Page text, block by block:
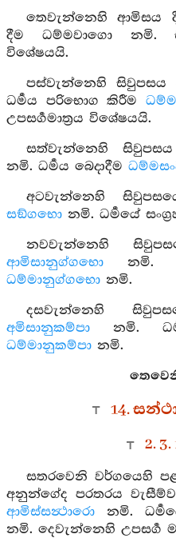
තෙවැන්නෙහි ආමිසය
දීම ධම්මවාගො නමි.
විශේෂයයි.
පස්වැන්නෙහි සිවුපසය
ධර්‍මය පරිභොග කිරීම
උපසර්‍ගමාත්‍රය විශේෂයයි.
සත්වැන්නෙහි
නමි. ධර්‍මය බෙදාදීම
අටවැන්නෙහි
සඞ්ගභො නමි. ධර්‍මයේ
නවවැන්නෙහි
ආමිසානුග්ගභො නමි.
ධම්මානුග්ගභො නමි.
දසවැන්නෙහි
අමිසානුකම්පා නමි.
ධම්මානුකම්පා නමි.
14.
2. 3.
සතරවෙනි වර්ගයෙහි
අනුන්ගේද පරතරය
ආමිස්සන්‍ථාරො නමි.
නමි. දෙවැන්නෙහි උපසර්‍ග